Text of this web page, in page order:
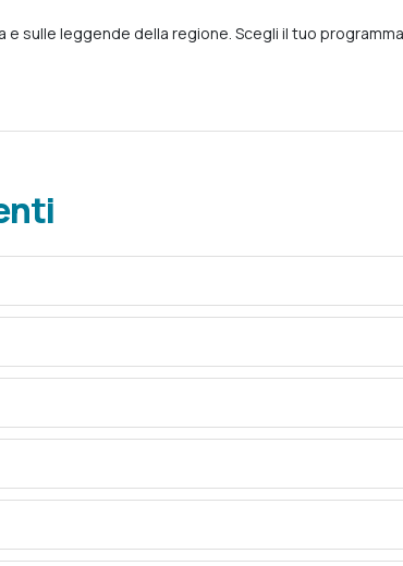
sulle leggende della regione. Scegli il tuo